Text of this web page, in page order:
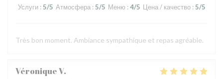
Услуги : 5/5 Атмосфера : 5/5 Меню : 4/5 Цена / качество : 5/5
Très bon moment. Ambiance sympathique et repas agréable.
VéroniqueV